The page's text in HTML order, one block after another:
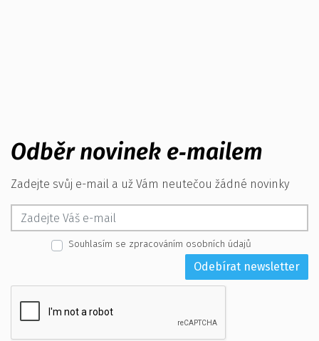
Odběr novinek e‑mailem
Zadejte svůj e-mail a už Vám neutečou žádné novinky
Souhlasím se zpracováním osobních údajů
Odebírat newsletter